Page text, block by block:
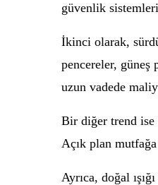
güvenlik
İkinci olarak,
pencereler, güneş
uzun vadede
Bir diğer trend ise
Açık plan
Ayrıca, doğal